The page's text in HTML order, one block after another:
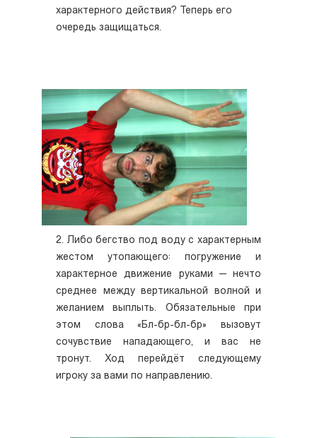
характерного действия? Теперь его
очередь защищаться.
2. Либо бегство под воду с характерным
жестом утопающего: погружение и
характерное движение руками — нечто
среднее между вертикальной волной и
желанием выплыть. Обязательные при
этом слова «Бл-бр-бл-бр» вызовут
сочувствие нападающего, и вас не
тронут. Ход перейдёт следующему
игроку за вами по направлению.